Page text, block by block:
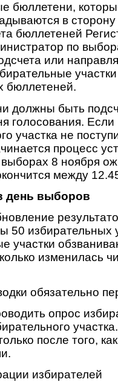
бюллетени,
в
бюллетеней
по
или
бюллетеней.
должны быть
голосования. Если
участка не
процесс
8 ноября
между
день выборов
50 избирательных
участки
изменилась
обязательно
опрос
после того,
избирателей